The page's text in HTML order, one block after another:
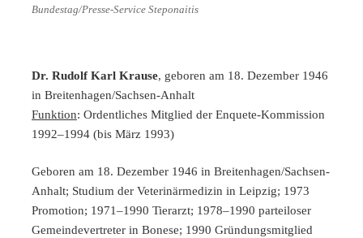
Bundestag/Presse-Service Steponaitis
Dr. Rudolf Karl Krause, geboren am 18. Dezember 1946
in Breitenhagen/Sachsen-Anhalt
Funktion: Ordentliches Mitglied der Enquete-Kommission
1992–1994 (bis März 1993)
Geboren am 18. Dezember 1946 in Breitenhagen/Sachsen-
Anhalt; Studium der Veterinärmedizin in Leipzig; 1973
Promotion; 1971–1990 Tierarzt; 1978–1990 parteiloser
Gemeindevertreter in Bonese; 1990 Gründungsmitglied